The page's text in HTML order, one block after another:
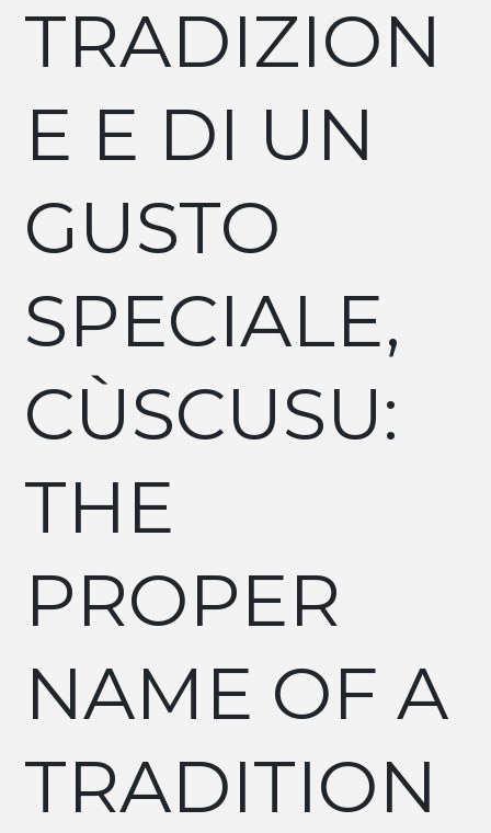
TRADIZION
E E DI UN
GUSTO
SPECIALE,
CÙSCUSU:
THE
PROPER
NAME OF A
TRADITION